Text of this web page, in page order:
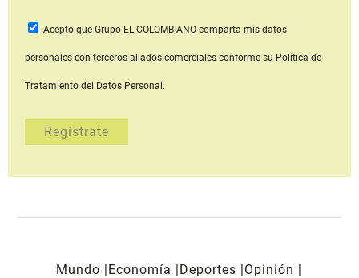
Acepto que Grupo EL COLOMBIANOcomparta mis datos
personales con terceros aliados comerciales conforme su Política de
Tratamiento del Datos Personal.
Mundo Economía Deportes
Opinión